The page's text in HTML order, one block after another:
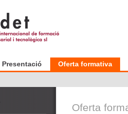
Presentació Oferta formativa
Oferta